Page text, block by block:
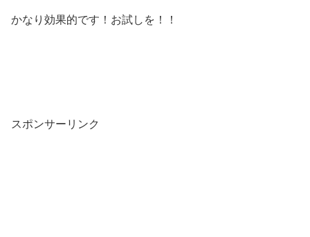
かなり効果的です！お試しを！！
スポンサーリンク